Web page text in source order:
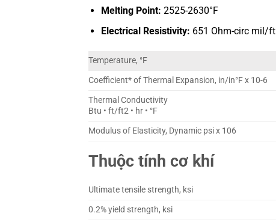
Melting Point: 2525-2630°F
Electrical Resistivity: 651 Ohm-circ mil/ft
Temperature, °F
Coefficient* of Thermal Expansion, in/in°F x 10-6
Thermal Conductivity
Btu • ft/ft2 • hr • °F
Modulus of Elasticity, Dynamic psi x 106
Thuộc tính cơ khí
Ultimate tensile strength, ksi
0.2% yield strength, ksi